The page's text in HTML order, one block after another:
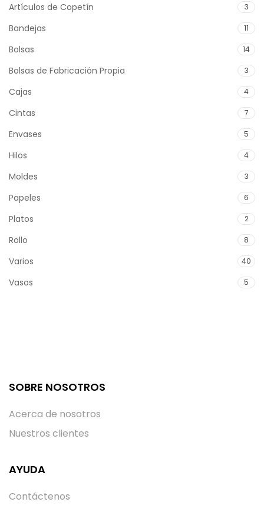
Artículos de Copetín 3
Bandejas 11
Bolsas 14
Bolsas de Fabricación Propia 3
Cajas 4
Cintas 7
Envases 5
Hilos 4
Moldes 3
Papeles 6
Platos 2
Rollo 8
Varios 40
Vasos 5
SOBRE NOSOTROS
Acerca de nosotros
Nuestros clientes
AYUDA
Contáctenos